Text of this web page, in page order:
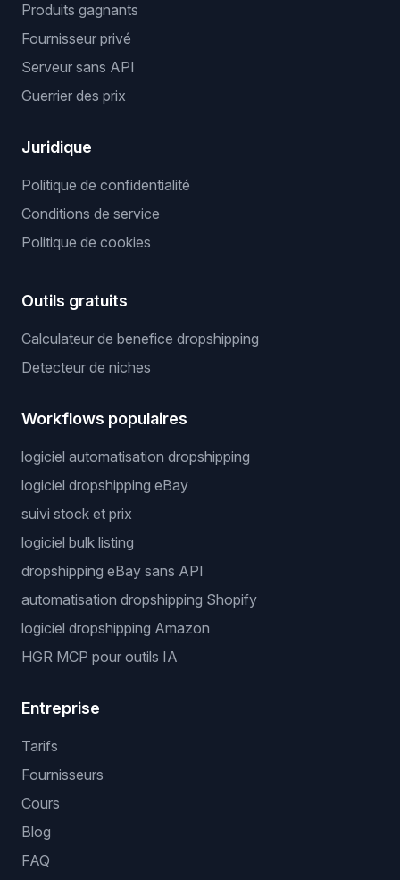
Produits gagnants
Fournisseur privé
Serveur sans API
Guerrier des prix
Juridique
Politique de confidentialité
Conditions de service
Politique de cookies
Outils gratuits
Calculateur de benefice dropshipping
Detecteur de niches
Workflows populaires
logiciel automatisation dropshipping
logiciel dropshipping eBay
suivi stock et prix
logiciel bulk listing
dropshipping eBay sans API
automatisation dropshipping Shopify
logiciel dropshipping Amazon
HGR MCP pour outils IA
Entreprise
Tarifs
Fournisseurs
Cours
Blog
FAQ